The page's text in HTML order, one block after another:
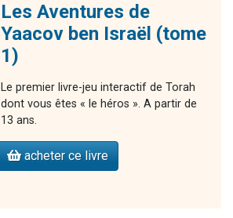
Les Aventures de
Yaacov ben Israël (tome
1)
Le premier livre-jeu interactif de Torah
dont vous êtes « le héros ». A partir de
13 ans.
acheter ce livre